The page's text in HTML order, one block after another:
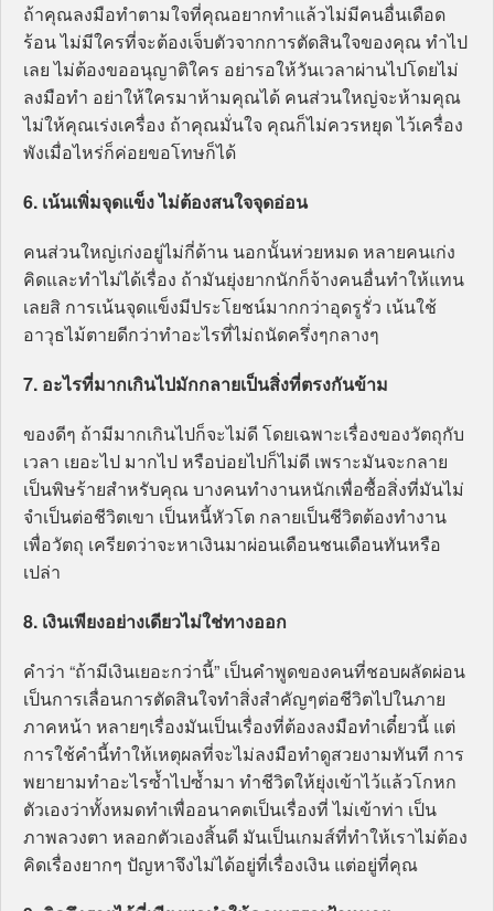
ถ้าคุณลงมือทำตามใจที่คุณอยากทำแล้วไม่มีคนอื่นเดือด
ร้อน ไม่มีใครที่จะต้องเจ็บตัวจากการตัดสินใจของคุณ ทำไป
เลย ไม่ต้องขออนุญาติใคร อย่ารอให้วันเวลาผ่านไปโดยไม่
ลงมือทำ อย่าให้ใครมาห้ามคุณได้ คนส่วนใหญ่จะห้ามคุณ
ไม่ให้คุณเร่งเครื่อง ถ้าคุณมั่นใจ คุณก็ไม่ควรหยุด ไว้เครื่อง
พังเมื่อไหร่ก็ค่อยขอโทษก็ได้
6. เน้นเพิ่มจุดแข็ง ไม่ต้องสนใจจุดอ่อน
คนส่วนใหญ่เก่งอยู่ไม่กี่ด้าน นอกนั้นห่วยหมด หลายคนเก่ง
คิดและทำไม่ได้เรื่อง ถ้ามันยุ่งยากนักก็จ้างคนอื่นทำให้แทน
เลยสิ การเน้นจุดแข็งมีประโยชน์มากกว่าอุดรูรั่ว เน้นใช้
อาวุธไม้ตายดีกว่าทำอะไรที่ไม่ถนัดครึ่งๆกลางๆ
7. อะไรที่มากเกินไปมักกลายเป็นสิ่งที่ตรงกันข้าม
ของดีๆ ถ้ามีมากเกินไปก็จะไม่ดี โดยเฉพาะเรื่องของวัตถุกับ
เวลา เยอะไป มากไป หรือบ่อยไปก็ไม่ดี เพราะมันจะกลาย
เป็นพิษร้ายสำหรับคุณ บางคนทำงานหนักเพื่อซื้อสิ่งที่มันไม่
จำเป็นต่อชีวิตเขา เป็นหนี้หัวโต กลายเป็นชีวิตต้องทำงาน
เพื่อวัตถุ เครียดว่าจะหาเงินมาผ่อนเดือนชนเดือนทันหรือ
เปล่า
8. เงินเพียงอย่างเดียวไม่ใช่ทางออก
คำว่า “ถ้ามีเงินเยอะกว่านี้” เป็นคำพูดของคนที่ชอบผลัดผ่อน
เป็นการเลื่อนการตัดสินใจทำสิ่งสำคัญๆต่อชีวิตไปในภาย
ภาคหน้า หลายๆเรื่องมันเป็นเรื่องที่ต้องลงมือทำเดี๋ยวนี้ แต่
การใช้คำนี้ทำให้เหตุผลที่จะไม่ลงมือทำดูสวยงามทันที การ
พยายามทำอะไรซ้ำไปซ้ำมา ทำชีวิตให้ยุ่งเข้าไว้แล้วโกหก
ตัวเองว่าทั้งหมดทำเพื่ออนาคตเป็นเรื่องที่ ไม่เข้าท่า เป็น
ภาพลวงตา หลอกตัวเองสิ้นดี มันเป็นเกมส์ที่ทำให้เราไม่ต้อง
คิดเรื่องยากๆ ปัญหาจึงไม่ได้อยู่ที่เรื่องเงิน แต่อยู่ที่คุณ